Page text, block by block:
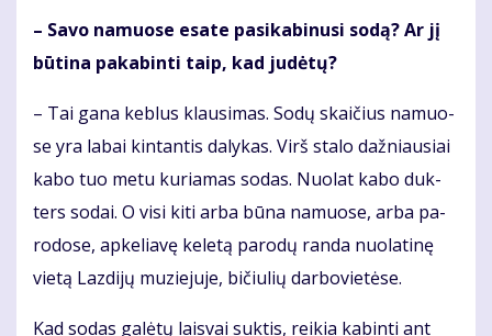
– Sa­vo na­muo­se esa­te pa­si­ka­bi­nu­si so­dą? Ar jį
bū­ti­na pa­ka­bin­ti taip, kad ju­dė­tų?
– Tai ga­na keb­lus klau­si­mas. So­dų skai­čius na­muo­
se yra la­bai kin­tan­tis da­ly­kas. Virš sta­lo daž­niau­siai
ka­bo tuo me­tu ku­ria­mas so­das. Nuo­lat ka­bo duk­
ters so­dai. O vi­si ki­ti ar­ba bū­na na­muo­se, ar­ba pa­
ro­do­se, ap­ke­lia­vę ke­le­tą pa­ro­dų ran­da nuo­la­ti­nę
vie­tą Laz­di­jų mu­zie­ju­je, bi­čiu­lių dar­bo­vie­tė­se.
Kad so­das ga­lė­tų lais­vai suk­tis, rei­kia ka­bin­ti ant